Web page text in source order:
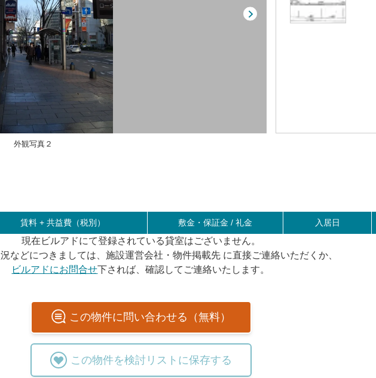
外観写真２
賃料 +共益費（税別） 敷金・保証金 / 礼金 入居日
現在ビルアドにて登録されている貸室はございません。
などにつきましては、施設運営会社・物件掲載先 に直接ご連絡いただくか、
ビルアドにお問合せ下されば、確認してご連絡いたします。
この物件に問い合わせる（無料）
この物件を検討リストに保存する